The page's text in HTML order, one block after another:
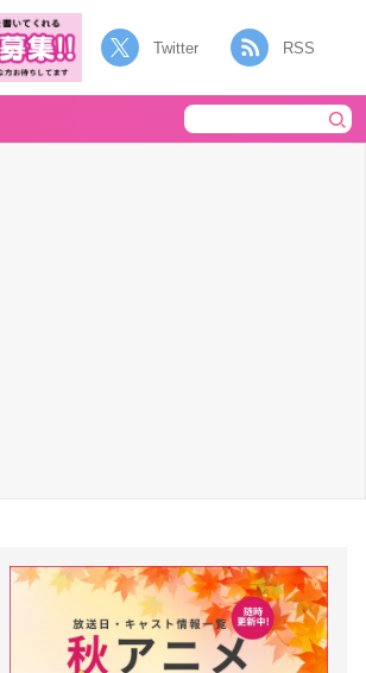
Twitter RSS